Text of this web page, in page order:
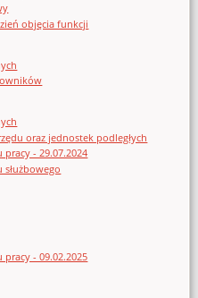
objęcia funkcji
oraz jednostek podległych
- 29.07.2024
- 09.02.2025